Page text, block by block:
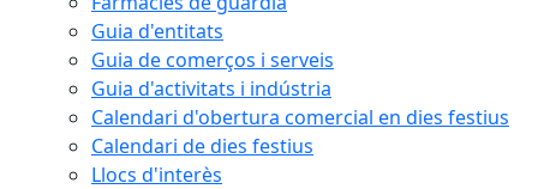
Guia d'entitats
Guia de comerços i serveis
Guia d'activitats i indústria
Calendari d'obertura comercial en dies festius
Calendari de dies festius
Llocs d'interès